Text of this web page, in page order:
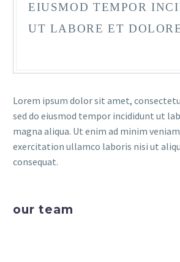
EIUSMOD TEMPOR
UT LABORE ET
Lorem ipsum dolor sit amet,
sed do eiusmod tempor incididunt ut
magna aliqua. Ut enim ad minim
exercitation ullamco laboris nisi ut
consequat.
our team